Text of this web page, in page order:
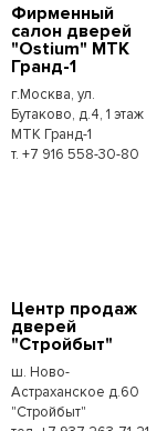
Фирменный
салон дверей
"Ostium" МТК
Гранд-1
г.Москва, ул.
Бутаково, д.4, 1 этаж
МТК Гранд-1
т. +7 916 558-30-80
Центр продаж
дверей
"Стройбыт"
ш. Ново-
Астраханское д.60
"Стройбыт"